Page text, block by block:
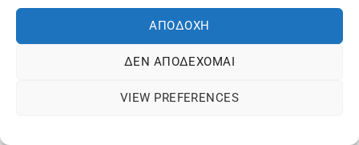
ΑΠΟΔΟΧΉ
ΔΕΝ ΑΠΟΔΈΧΟΜΑΙ
VIEW PREFERENCES
Delivery
ΤΡΟΠΟΙ ΠΛΗΡΩΜΗΣ
ΠΟΛΙΤΙΚΉ ΕΠΙΣΤΡΟΦΏΝ
ΠΟΛΙΤΙΚΉ ΑΠΟΡΡΉΤΟΥ – COOKIES (ΕΕ)
ΓΕΜΗ: 073757158000 - ΑΦΜ: 067139225 ΔΟΥ:ΧΑΝΙΩΝ
. Powered byOCS eShop Development
Engine